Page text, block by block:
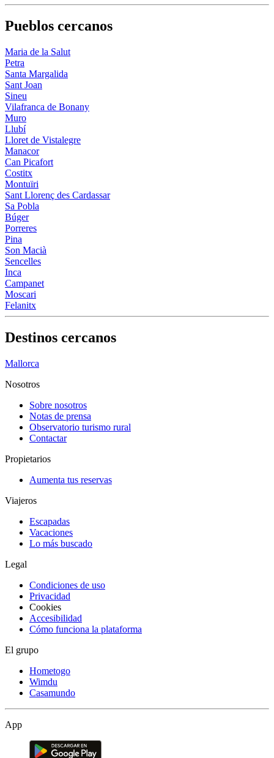
Pueblos cercanos
Maria de la Salut
Petra
Santa Margalida
Sant Joan
Sineu
Vilafranca de Bonany
Muro
Llubí
Lloret de Vistalegre
Manacor
Can Picafort
Costitx
Montuïri
Sant Llorenç des Cardassar
Sa Pobla
Búger
Porreres
Pina
Son Macià
Sencelles
Inca
Campanet
Moscari
Felanitx
Destinos cercanos
Mallorca
Nosotros
Sobre nosotros
Notas de prensa
Observatorio turismo rural
Contactar
Propietarios
Aumenta tus reservas
Viajeros
Escapadas
Vacaciones
Lo más buscado
Legal
Condiciones de uso
Privacidad
Cookies
Accesibilidad
Cómo funciona la plataforma
El grupo
Hometogo
Wimdu
Casamundo
App